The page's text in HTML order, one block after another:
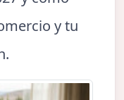
y tu